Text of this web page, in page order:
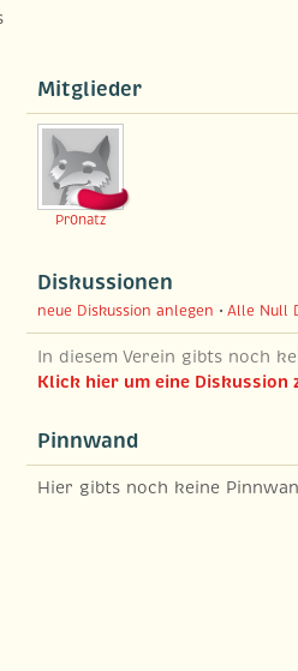
Mitglieder
Pr0natz
Diskussionen
neue Diskussion anlegen • Alle Null
In diesem Verein gibts noch
Klick hier um eine Diskussion
Pinnwand
Hier gibts noch keine